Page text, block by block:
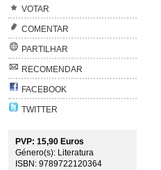
VOTAR
COMENTAR
PARTILHAR
RECOMENDAR
FACEBOOK
TWITTER
PVP: 15,90 Euros
Género(s): Literatura
ISBN: 9789722120364